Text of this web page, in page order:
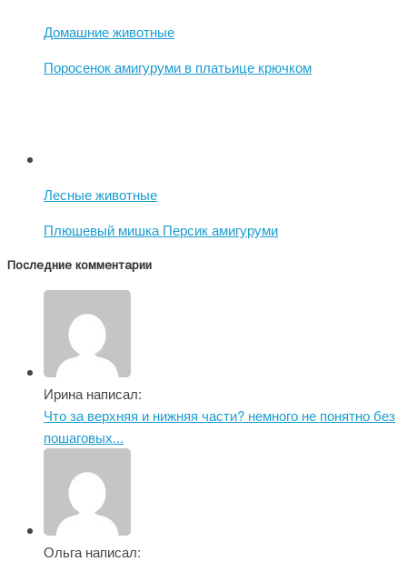
Домашние животные
Поросенок амигуруми в платьице крючком
Лесные животные
Плюшевый мишка Персик амигуруми
Последние комментарии
Ирина написал:
Что за верхняя и нижняя части? немного не понятно без
пошаговых...
Ольга написал: